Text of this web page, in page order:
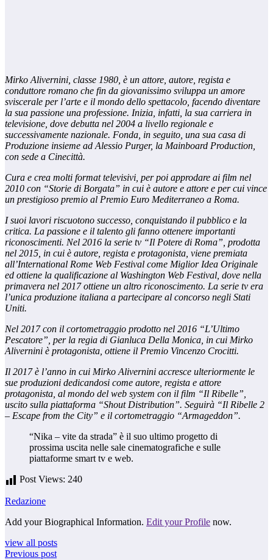
Mirko Alivernini, classe 1980, è un attore, autore, regista e
conduttore romano che fin da giovanissimo sviluppa un amore
sviscerale per l’arte e il mondo dello spettacolo, facendo diventare
la sua passione una professione. Inizia, infatti, la sua carriera in
televisione, dove debutta nel 2004 a livello regionale e
successivamente nazionale. Fonda, in seguito, una sua casa di
Produzione insieme ad Alessio Purger, la Mainboard Production,
con sede a Cinecittà.
Cura e crea molti format televisivi, per poi approdare ai film nel
2010 con “Storie di Borgata” in cui è autore e attore e per cui vince
un prestigioso premio al Premio Euro Mediterraneo a Roma.
I suoi lavori riscuotono successo, conquistando il pubblico e la
critica. La passione e il talento gli fanno ottenere importanti
riconoscimenti. Nel 2016 la serie tv “Il Potere di Roma”, prodotta
nel 2015, in cui è autore, regista e protagonista, viene premiata
all’International Rome Web Festival come Miglior Idea Originale
ed ottiene la qualificazione al Washington Web Festival, dove nella
primavera nel 2017 ottiene un altro riconoscimento. La serie tv era
l’unica produzione italiana a partecipare al concorso negli Stati
Uniti.
Nel 2017 con il cortometraggio prodotto nel 2016 “L’Ultimo
Pescatore”, per la regia di Gianluca Della Monica, in cui Mirko
Alivernini è protagonista, ottiene il Premio Vincenzo Crocitti.
Il 2017 è l’anno in cui Mirko Alivernini accresce ulteriormente le
sue produzioni dedicandosi come autore, regista e attore
protagonista, al mondo del web system con il film “Il Ribelle”,
uscito sulla piattaforma “Shout Distribution”. Seguirà “Il Ribelle 2
– Escape from the City” e il cortometraggio “Armageddon”.
“Nika – vite da strada” è il suo ultimo progetto di
prossima uscita nelle sale cinematografiche e sulle
piattaforme smart tv e web.
Post Views: 240
Redazione
Add your Biographical Information. Edit your Profile now.
view all posts
Previous post